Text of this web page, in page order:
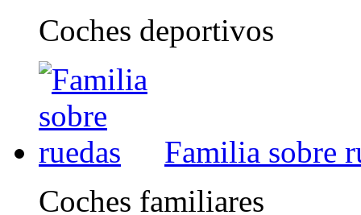
Coches deportivos
Familia sobre
Coches familiares